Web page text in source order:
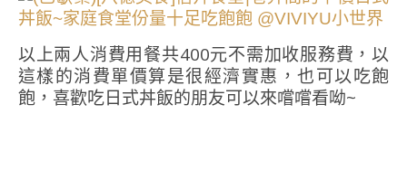
以上兩人消費用餐共400元不需加收服務費，以
這樣的消費單價算是很經濟實惠，也可以吃飽
飽，喜歡吃日式丼飯的朋友可以來嚐嚐看呦~